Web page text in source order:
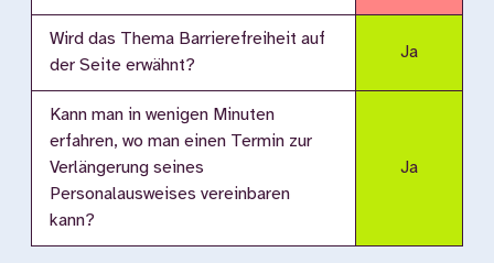
Wird das Thema Barrierefreiheit auf
der Seite erwähnt?
Ja
Kann man in wenigen Minuten
erfahren, wo man einen Termin zur
Verlängerung seines
Personalausweises vereinbaren
kann?
Ja